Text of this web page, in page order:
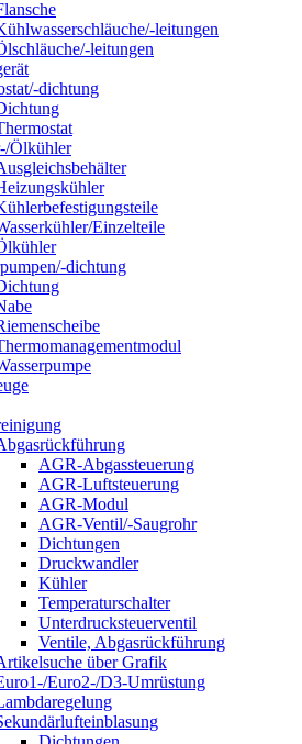
leitungen
leitungen
dichtung
Ölkühler
Einzelteile
dichtung
AGR-Abgassteuerung
AGR-Luftsteuerung
AGR-Modul
AGR-Ventil/-Saugrohr
Dichtungen
Druckwandler
Kühler
Temperaturschalter
Unterdrucksteuerventil
Ventile, Abgasrückführung
über Grafik
Euro2-/D3-Umrüstung